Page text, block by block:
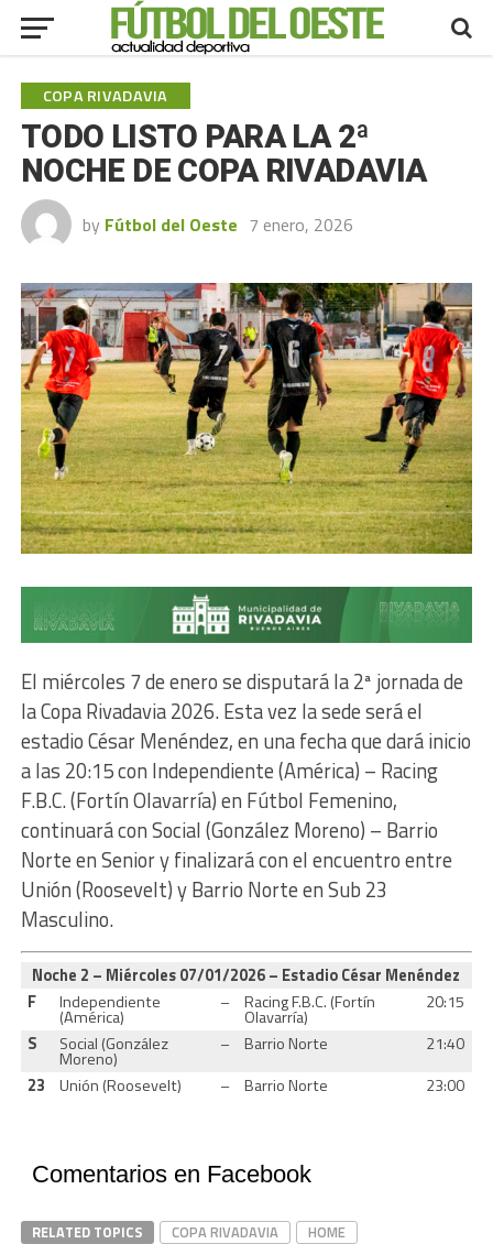
COPA RIVADAVIA
TODO LISTO PARA LA 2ª
NOCHE DE COPA RIVADAVIA
by Fútbol del Oeste 7 enero, 2026
El miércoles 7 de enero se disputará la 2ª jornada de
la Copa Rivadavia 2026. Esta vez la sede será el
estadio César Menéndez, en una fecha que dará inicio
a las 20:15 con Independiente (América) – Racing
F.B.C. (Fortín Olavarría) en Fútbol Femenino,
continuará con Social (González Moreno) – Barrio
Norte en Senior y finalizará con el encuentro entre
Unión (Roosevelt) y Barrio Norte en Sub 23
Masculino.
Noche 2 – Miércoles 07/01/2026 – Estadio César Menéndez
F
Independiente
(América)
– Racing F.B.C. (Fortín
Olavarría)
20:15
S
Social (González
Moreno)
– Barrio Norte
21:40
23
Unión (Roosevelt) – Barrio Norte 23:00
Comentarios en Facebook
RELATED TOPICS COPA RIVADAVIA HOME